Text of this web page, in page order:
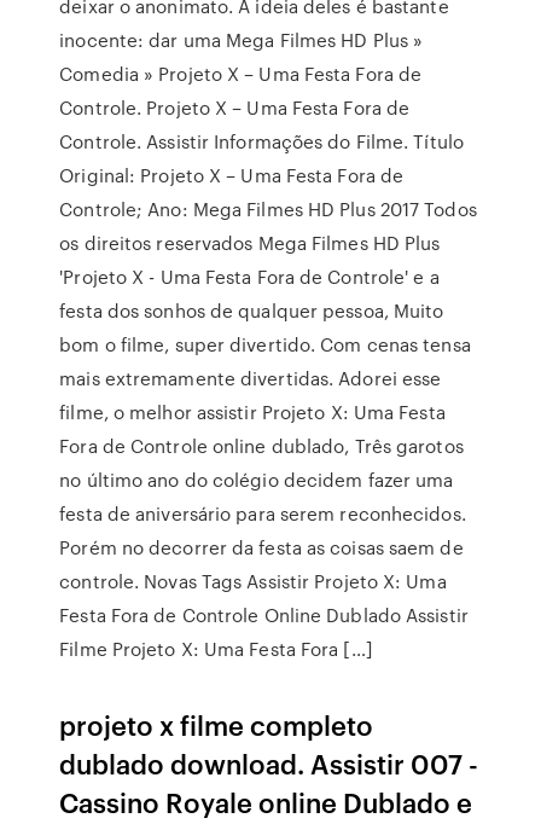
deixar o anonimato. A ideia deles é bastante
inocente: dar uma Mega Filmes HD Plus »
Comedia » Projeto X – Uma Festa Fora de
Controle. Projeto X – Uma Festa Fora de
Controle. Assistir Informações do Filme. Título
Original: Projeto X – Uma Festa Fora de
Controle; Ano: Mega Filmes HD Plus 2017 Todos
os direitos reservados Mega Filmes HD Plus
'Projeto X - Uma Festa Fora de Controle' e a
festa dos sonhos de qualquer pessoa, Muito
bom o filme, super divertido. Com cenas tensa
mais extremamente divertidas. Adorei esse
filme, o melhor assistir Projeto X: Uma Festa
Fora de Controle online dublado, Três garotos
no último ano do colégio decidem fazer uma
festa de aniversário para serem reconhecidos.
Porém no decorrer da festa as coisas saem de
controle. Novas Tags Assistir Projeto X: Uma
Festa Fora de Controle Online Dublado Assistir
Filme Projeto X: Uma Festa Fora […]
projeto x filme completo
dublado download. Assistir 007 -
Cassino Royale online Dublado e